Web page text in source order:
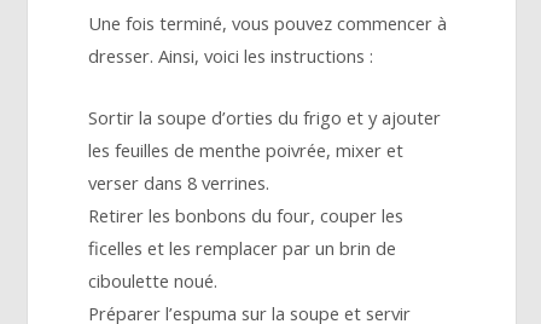
Une fois terminé, vous pouvez commencer à
dresser. Ainsi, voici les instructions :
Sortir la soupe d’orties du frigo et y ajouter
les feuilles de menthe poivrée, mixer et
verser dans 8 verrines.
Retirer les bonbons du four, couper les
ficelles et les remplacer par un brin de
ciboulette noué.
Préparer l’espuma sur la soupe et servir